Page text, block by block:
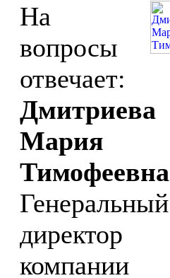
На
вопросы
отвечает:
Дмитриева
Мария
Тимофеевна
Генеральный
директор
компании